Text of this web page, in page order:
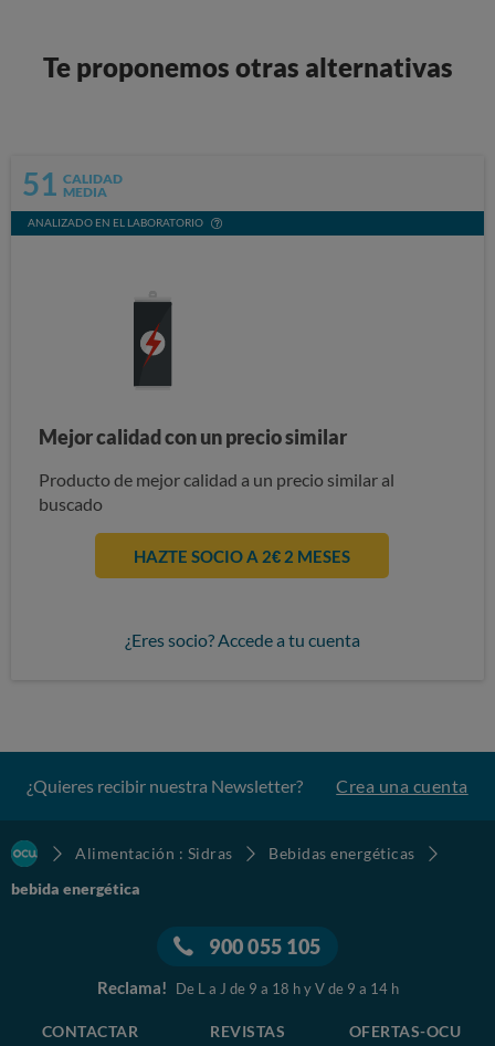
Te proponemos otras alternativas
51 CALIDAD
MEDIA
ANALIZADO EN EL LABORATORIO
Mejor calidad con un precio similar
Producto de mejor calidad a un precio similar al
buscado
HAZTE SOCIO A 2€ 2 MESES
¿Eres socio? Accede a tu cuenta
¿Quieres recibir nuestra Newsletter? Crea una cuenta
Alimentación : Sidras
Bebidas energéticas
bebida energética
900 055 105
Reclama! De L a J de 9 a 18 h y V de 9 a 14 h
CONTACTAR REVISTAS OFERTAS-OCU